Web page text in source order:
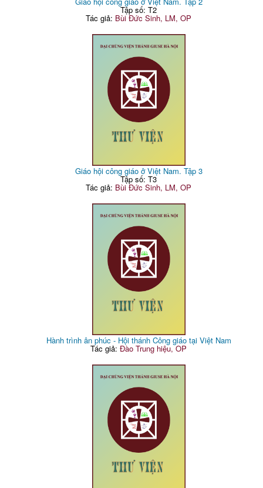
Tập số: T2
Tác giả: Bùi Đức Sinh, LM, OP
Giáo hội công giáo ở Việt Nam. Tập 3
Tập số: T3
Tác giả: Bùi Đức Sinh, LM, OP
Hành trình ân phúc - Hội thánh Công giáo tại Việt Nam
Tác giả:Đào Trung hiệu, OP